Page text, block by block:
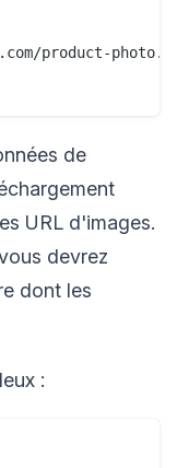
product-
de
URL d'images.
devrez
dont les
: